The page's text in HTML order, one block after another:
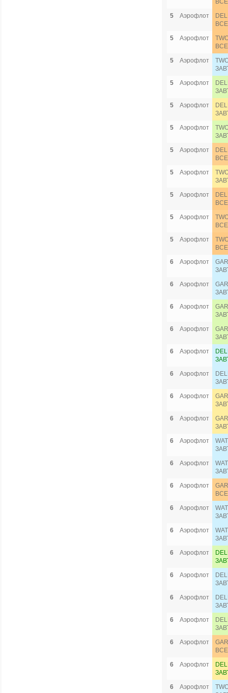
5
Аэрофлот
5
Аэрофлот
5
Аэрофлот
5
Аэрофлот
5
Аэрофлот
5
Аэрофлот
5
Аэрофлот
5
Аэрофлот
5
Аэрофлот
5
Аэрофлот
5
Аэрофлот
6
Аэрофлот
6
Аэрофлот
6
Аэрофлот
6
Аэрофлот
6
Аэрофлот
6
Аэрофлот
6
Аэрофлот
6
Аэрофлот
6
Аэрофлот
6
Аэрофлот
6
Аэрофлот
6
Аэрофлот
6
Аэрофлот
6
Аэрофлот
6
Аэрофлот
6
Аэрофлот
6
Аэрофлот
6
Аэрофлот
6
Аэрофлот
6
Аэрофлот